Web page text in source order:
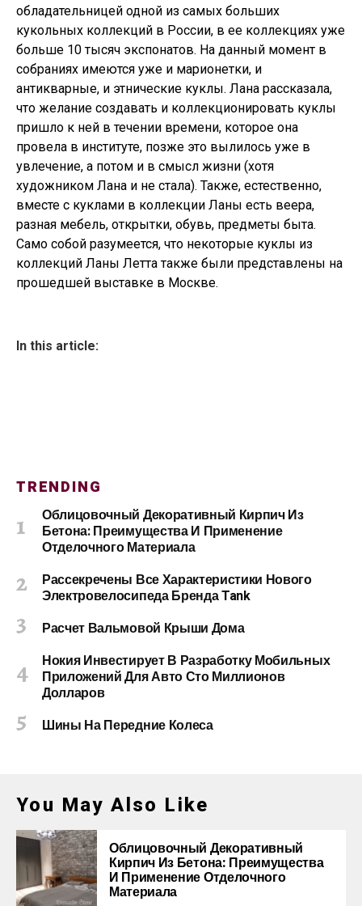
обладательницей одной из самых больших
кукольных коллекций в России, в ее коллекциях уже
больше 10 тысяч экспонатов. На данный момент в
собраниях имеются уже и марионетки, и
антикварные, и этнические куклы. Лана рассказала,
что желание создавать и коллекционировать куклы
пришло к ней в течении времени, которое она
провела в институте, позже это вылилось уже в
увлечение, а потом и в смысл жизни (хотя
художником Лана и не стала). Также, естественно,
вместе с куклами в коллекции Ланы есть веера,
разная мебель, открытки, обувь, предметы быта.
Само собой разумеется, что некоторые куклы из
коллекций Ланы Летта также были представлены на
прошедшей выставке в Москве.
In this article:
TRENDING
Облицовочный Декоративный Кирпич Из
Бетона: Преимущества И Применение
Отделочного Материала
Рассекречены Все Характеристики Нового
Электровелосипеда Бренда Tank
Расчет Вальмовой Крыши Дома
Нокия Инвестирует В Разработку Мобильных
Приложений Для Авто Сто Миллионов
Долларов
Шины На Передние Колеса
You May Also Like
Облицовочный Декоративный
Кирпич Из Бетона: Преимущества
И Применение Отделочного
Материала